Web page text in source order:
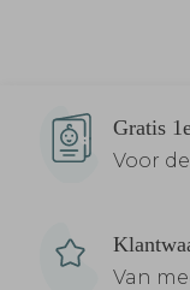
Gratis
Voor
Van